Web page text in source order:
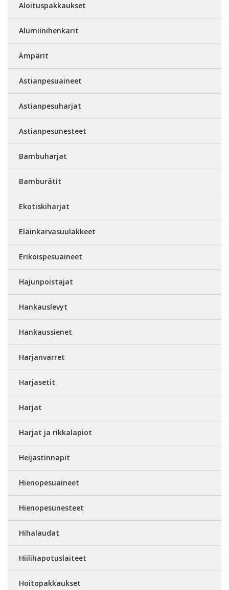
Aloituspakkaukset
Alumiinihenkarit
Ämpärit
Astianpesuaineet
Astianpesuharjat
Astianpesunesteet
Bambuharjat
Bamburätit
Ekotiskiharjat
Eläinkarvasuulakkeet
Erikoispesuaineet
Hajunpoistajat
Hankauslevyt
Hankaussienet
Harjanvarret
Harjasetit
Harjat
Harjat ja rikkalapiot
Heijastinnapit
Hienopesuaineet
Hienopesunesteet
Hihalaudat
Hiilihapotuslaiteet
Hoitopakkaukset